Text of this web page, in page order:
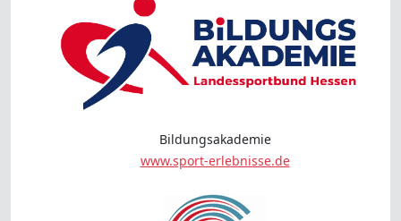
Bildungsakademie
www.sport-erlebnisse.de